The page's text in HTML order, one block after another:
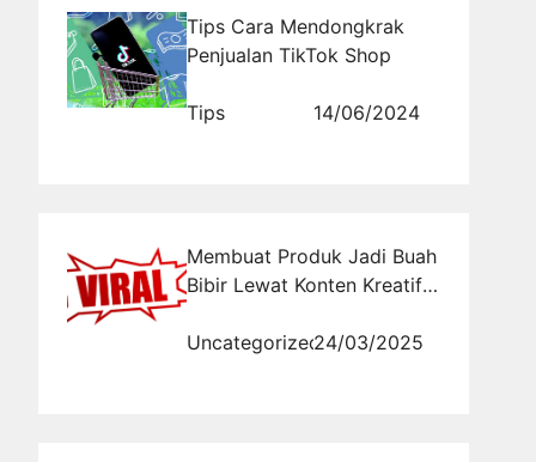
Tips Cara Mendongkrak
Penjualan TikTok Shop
Tips 14/06/2024
Membuat Produk Jadi Buah
Bibir Lewat Konten Kreatif
Uncategorized24/03/2025